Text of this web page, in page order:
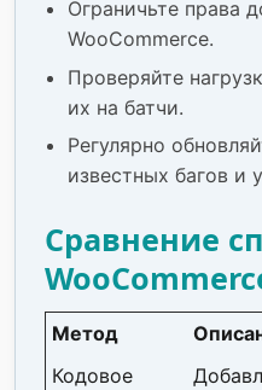
Ограничьте права
WooCommerce.
Проверяйте
их на батчи.
Регулярно
известных багов и
Сравнение
Метод
Кодовое